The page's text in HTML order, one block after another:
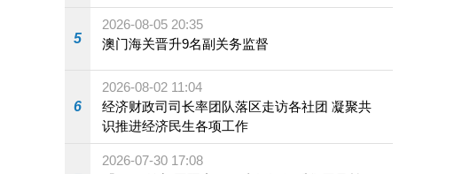
5
2026-08-05 20:35
澳门海关晋升9名副关务监督
6
2026-08-02 11:04
经济财政司司长率团队落区走访各社团 凝聚共
识推进经济民生各项工作
2026-07-30 17:08